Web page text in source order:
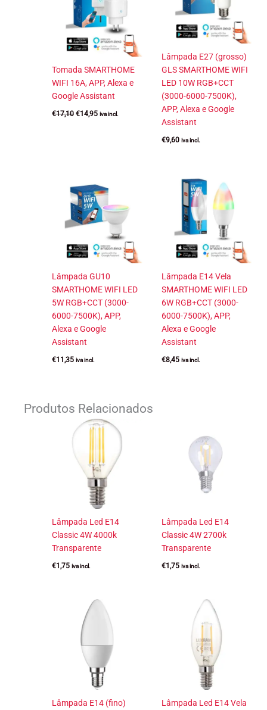
Tomada SMARTHOME
WIFI 16A, APP, Alexa e
Google Assistant
€17,10 O
preço
€14,95Oiva incl.
Lâmpada E27 (grosso)
GLS SMARTHOME WIFI
LED 10W RGB+CCT
(3000-6000-7500K),
APP, Alexa e Google
Assistant
€9,60 iva incl.
Lâmpada GU10
SMARTHOME WIFI LED
5W RGB+CCT (3000-
6000-7500K), APP,
Alexa e Google
Assistant
€11,35 iva incl.
Lâmpada E14 Vela
SMARTHOME WIFI LED
6W RGB+CCT (3000-
6000-7500K), APP,
Alexa e Google
Assistant
€8,45 iva incl.
Produtos Relacionados
Lâmpada Led E14
Classic 4W 4000k
Transparente
€1,75 iva incl.
Lâmpada Led E14
Classic 4W 2700k
Transparente
€1,75 iva incl.
Lâmpada E14 (fino)
Lâmpada Led E14 Vela